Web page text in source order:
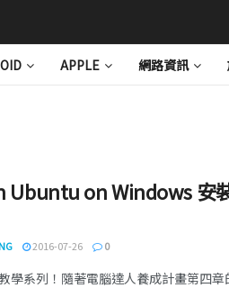
APPLE 網路資訊
Ubuntu on Windows 安
2016-07-26 0
學系列！隨著電腦達人養成計畫第四